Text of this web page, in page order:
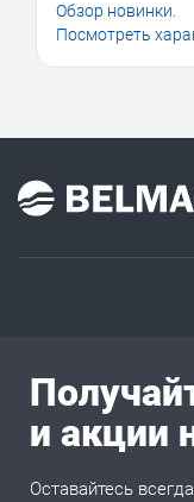
Обзор новинки.
Посмотреть
и акции
Оставайтесь